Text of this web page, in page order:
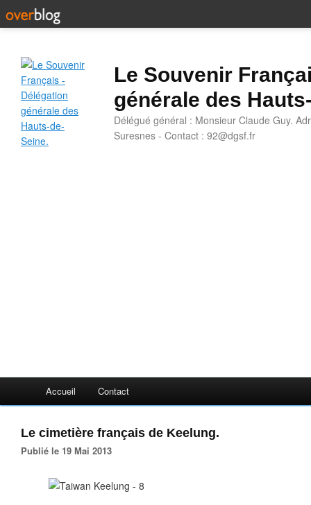
Le Souvenir
générale des
Délégué général : Monsieur Claude Guy.
Suresnes - Contact : 92@dgsf.fr
Accueil Contact
Le cimetière français de Keelung.
Publié le 19 Mai 2013